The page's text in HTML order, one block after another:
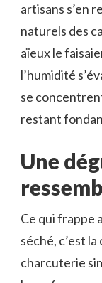
artisans s’en
naturels des
aïeux le
l’humidité
se
restant
Une
Ce qui frappe
séché, c’est
charcuterie